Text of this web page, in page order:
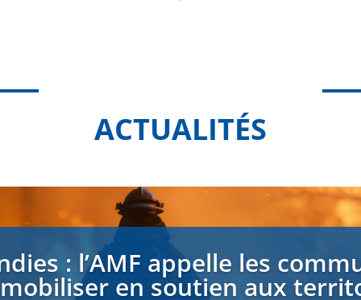
ACTUALITÉS
: l’AMF appelle les
en soutien aux